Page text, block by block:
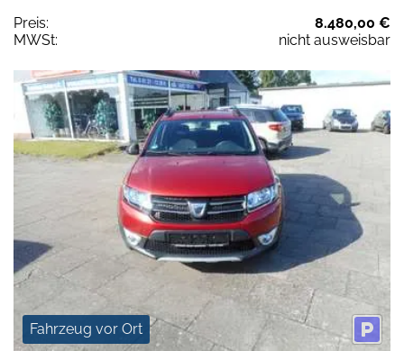
Preis:
8.480,00 €
MWSt:
nicht ausweisbar
Fahrzeug vor Ort